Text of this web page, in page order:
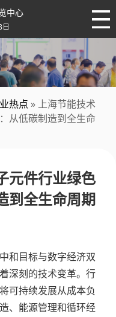
中心
热点 » 上海节能技术
从低碳制造到全生命
元件行业绿色
到全生命周期
和目标与数字经济双
深刻的技术变革。行
可持续发展从成本负
、能源管理和循环经